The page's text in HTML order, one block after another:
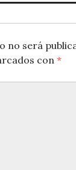
no será
con*